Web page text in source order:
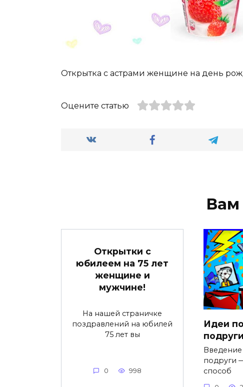
Открытка с астрами женщине на день
Оцените статью
Вам
Открытки с
юбилеем на 75 лет
женщине и
мужчине!
На нашей страничке
поздравлений на юбилей
75 лет вы
0 998
Идеи
подруги
подруги
способ